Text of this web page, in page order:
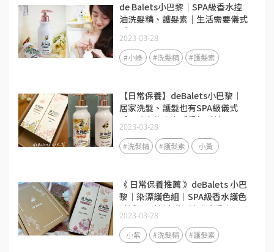
de Balets小巴黎｜SPA級香水控
油洗髮精、護髮素｜生活需要儀式
感
2023-03-28
#小綠 #洗髮精 #護髮素
【日常保養】deBalets小巴黎｜
居家洗髮、護髮也有SPA級儀式
感，洗完後少女感香氛延續
2023-03-28
#洗髮精 #護髮素 小黃
《 日常保養推薦 》deBalets 小巴
黎｜染漂護色組｜SPA級香水護色
賦活洗髮精(小紫)-淡雅晚香｜SPA
級香水修復護髮素-莓果花香｜
SPA級頭皮護理｜從頭皮到每一根
髮絲都好享受～
2023-03-28
小紫 #洗髮精 #護髮素